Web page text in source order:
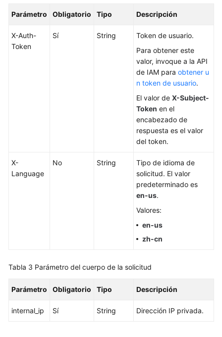
versión
motor
de
base
datos
Reinicio
Parámetro Obligatorio Tipo Descripción
X-Auth-
Token
Sí String
Token de usuario.
Para obtener este
valor, invoque a la API
de IAM para obtener u
n token de usuario.
El valor de X-Subject-
Token en el
encabezado de
respuesta es el valor
del token.
X-
Language
No String
Tipo de idioma de
solicitud. El valor
predeterminado es
en-us.
Valores:
en-us
zh-cn
Tabla 3 Parámetro del cuerpo de la solicitud
Parámetro Obligatorio Tipo Descripción
internal_ip Sí String Dirección IP privada.